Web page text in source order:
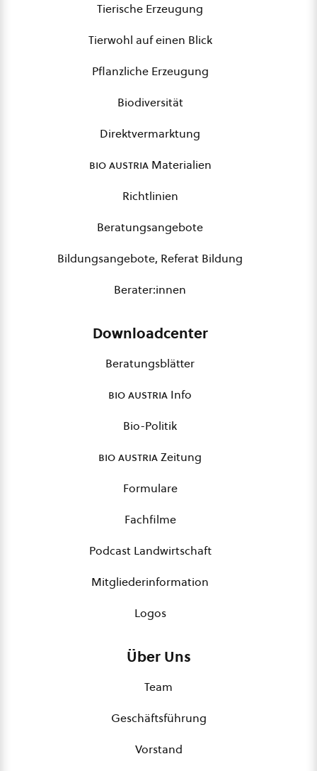
Tierische Erzeugung
Tierwohl auf einen Blick
Pflanzliche Erzeugung
Biodiversität
Direktvermarktung
bio austriaMaterialien
Richtlinien
Beratungsangebote
Bildungsangebote, Referat Bildung
Berater:innen
Downloadcenter
Beratungsblätter
bio austria Info
Bio-Politik
bio austriaZeitung
Formulare
Fachfilme
Podcast Landwirtschaft
Mitgliederinformation
Logos
Über Uns
Team
Geschäftsführung
Vorstand